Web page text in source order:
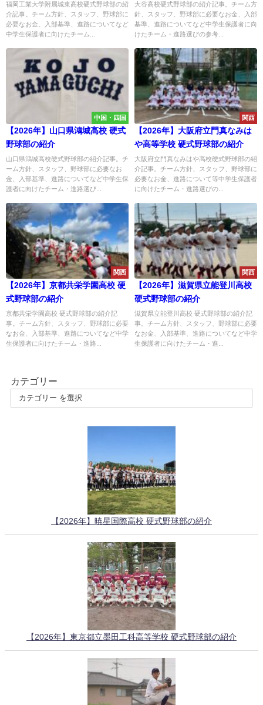
福岡工業大学附属城東高校硬式野球部の紹
介記事。チーム方針、スタッフ、野球部に
必要なお金、入部基準、進路についてなど
中学生保護者に向けたチーム...
大谷高校硬式野球部の紹介記事。チーム方
針、スタッフ、野球部に必要なお金、入部
基準、進路についてなど中学生保護者に向
けたチーム・進路選びの参考...
中国・四国
【2026年】山口県鴻城高校 硬式
野球部の紹介
山口県鴻城高校硬式野球部の紹介記事。チ
ーム方針、スタッフ、野球部に必要なお
金、入部基準、進路についてなど中学生保
護者に向けたチーム・進路選び...
関西
【2026年】大阪府立門真なみは
や高等学校 硬式野球部の紹介
大阪府立門真なみはや高校硬式野球部の紹
介記事。チーム方針、スタッフ、野球部に
必要なお金、進路について等中学生保護者
に向けたチーム・進路選びの...
関西
【2026年】京都共栄学園高校 硬
式野球部の紹介
京都共栄学園高校 硬式野球部の紹介記
事。チーム方針、スタッフ、野球部に必要
なお金、入部基準、進路についてなど中学
生保護者に向けたチーム・進路...
関西
【2026年】滋賀県立能登川高校
硬式野球部の紹介
滋賀県立能登川高校 硬式野球部の紹介記
事。チーム方針、スタッフ、野球部に必要
なお金、入部基準、進路についてなど中学
生保護者に向けたチーム・進...
カテゴリー
【2026年】暁星国際高校 硬式野球部の紹介
【2026年】東京都立墨田工科高等学校 硬式野球部の紹介